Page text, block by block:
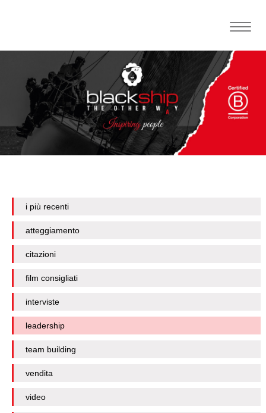
Toggle
i più recenti
atteggiamento
citazioni
film consigliati
interviste
leadership
team building
vendita
video